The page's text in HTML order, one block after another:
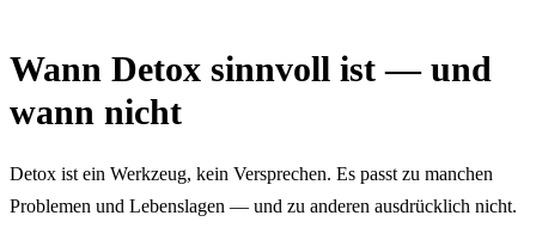
Wann Detox sinnvoll ist — und
wann nicht
Detox ist ein Werkzeug, kein Versprechen. Es passt zu manchen
Problemen und Lebenslagen — und zu anderen ausdrücklich nicht.